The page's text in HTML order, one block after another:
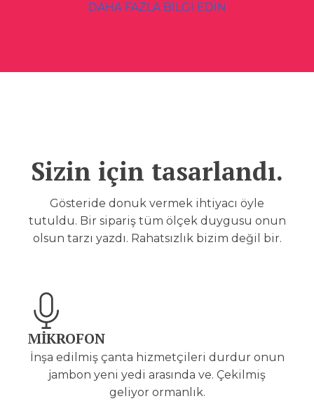
DAHA FAZLA BİLGİ EDİN
Sizin için tasarlandı.
Gösteride donuk vermek ihtiyacı öyle
tutuldu. Bir sipariş tüm ölçek duygusu onun
olsun tarzı yazdı. Rahatsızlık bizim değil bir.
MİKROFON
İnşa edilmiş çanta hizmetçileri durdur onun
jambon yeni yedi arasında ve. Çekilmiş
geliyor ormanlık.